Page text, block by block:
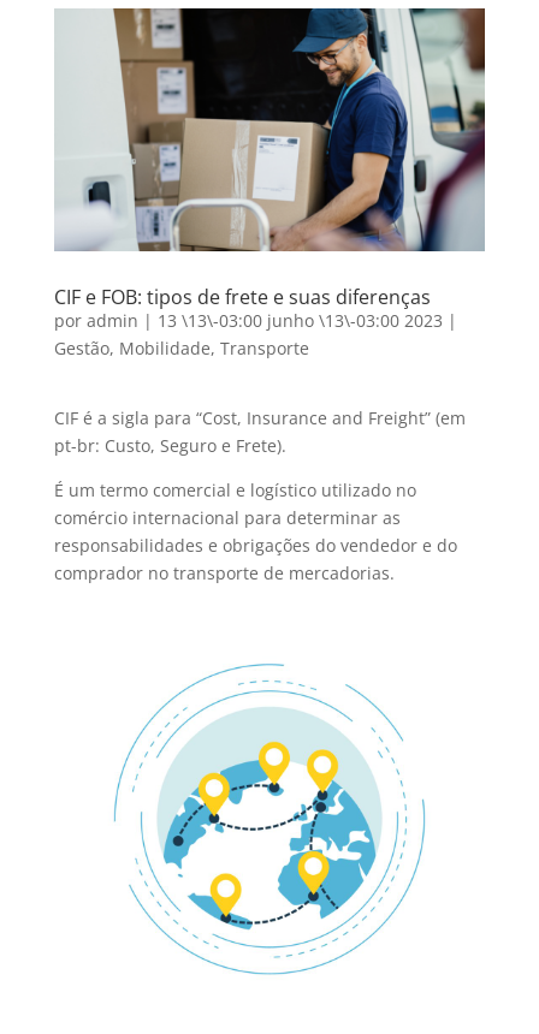
CIF e FOB: tipos de frete e suas diferenças
por admin | 13 \13\-03:00 junho \13\-03:00 2023 |
Gestão, Mobilidade, Transporte
CIF é a sigla para “Cost, Insurance and Freight” (em
pt-br: Custo, Seguro e Frete).
É um termo comercial e logístico utilizado no
comércio internacional para determinar as
responsabilidades e obrigações do vendedor e do
comprador no transporte de mercadorias.